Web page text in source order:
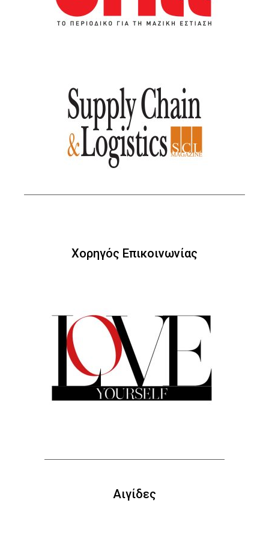
Χορηγός Επικοινωνίας
Αιγίδες